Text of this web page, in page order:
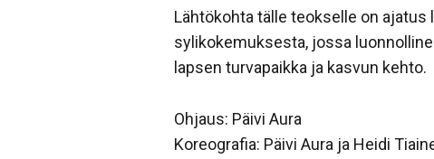
Lähtökohta tälle teokselle on
sylikokemuksesta, jossa
lapsen turvapaikka ja kasvun kehto.
Ohjaus: Päivi Aura
Koreografia: Päivi Aura ja Heidi